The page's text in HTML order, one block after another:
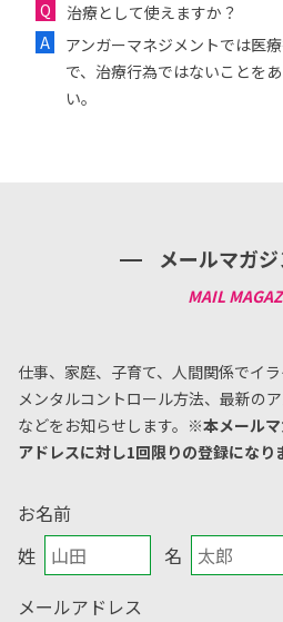
治療として使えますか？
アンガーマネジメントでは医
で、治療行為ではないことを
い。
メールマガ
仕事、家庭、子育て、人間関係でイ
メンタルコントロール方法、 最新の
などをお知らせします。 ※本メールマ
アドレスに対し1回限りの登録になり
お名前
姓
名
メールアドレス